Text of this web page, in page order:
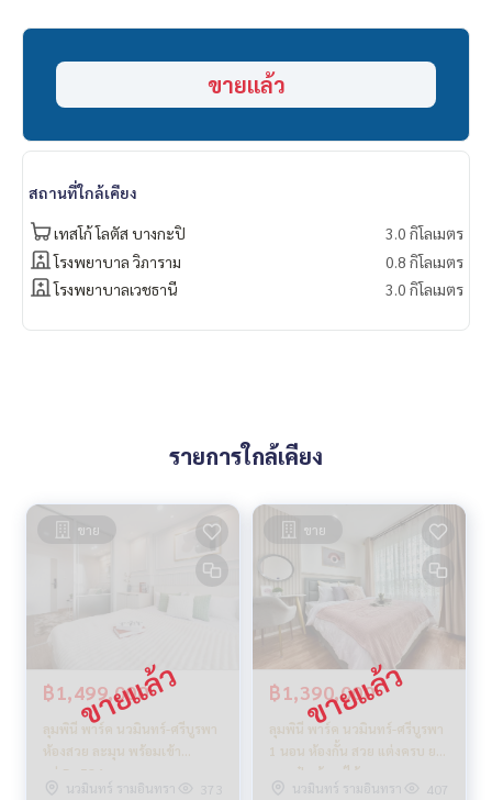
- สวนเสรีไทย
- Big C นวมินทร์
- The Mall บางกะปิ
- Makro บางกะปิ
- พันธ์ทิพย์ บางกะปิ
==============
สนใจติดต่อฟลุ๊ค
Line Id : @docondo
ขายแล้ว
สถานที่ใกล้เคียง
เทสโก้ โลตัส บางกะปิ
3.0 กิโลเมตร
โรงพยาบาล วิภาราม
0.8 กิโลเมตร
โรงพยาบาลเวชธานี
3.0 กิโลเมตร
รายการใกล้เคียง
ขาย
฿1,499,000
ลุมพินี พาร์ค นวมินทร์-ศรีบูรพา
ห้องสวย ละมุน พร้อมเข้า
อยู่_Do584
นวมินทร์ รามอินทรา
373
ขาย
฿1,390,000
ลุมพินี พาร์ค นวมินทร์-ศรีบูรพา
1 นอน ห้องกั้น สวย แต่งครบ ยก
กระเป๋าเข้าอยู่ได้เลย
นวมินทร์ รามอินทรา
407